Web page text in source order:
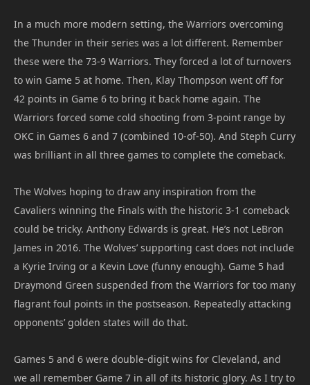
In a much more modern setting, the Warriors overcoming
the Thunder in their series was a lot different. Remember
these were the 73-9 Warriors. They forced a lot of turnovers
to win Game 5 at home. Then, Klay Thompson went off for
42 points in Game 6 to bring it back home again. The
Warriors forced some cold shooting from 3-point range by
OKC in Games 6 and 7 (combined 10-of-50). And Steph Curry
was brilliant in all three games to complete the comeback.
The Wolves hoping to draw any inspiration from the
Cavaliers winning the Finals with the historic 3-1 comeback
could be tricky. Anthony Edwards is great. He’s not LeBron
James in 2016. The Wolves’ supporting cast does not include
a Kyrie Irving or a Kevin Love (funny enough). Game 5 had
Draymond Green suspended from the Warriors for too many
flagrant foul points in the postseason. Repeatedly attacking
opponents’ golden states will do that.
Games 5 and 6 were double-digit wins for Cleveland, and
we all remember Game 7 in all of its historic glory. As I try to